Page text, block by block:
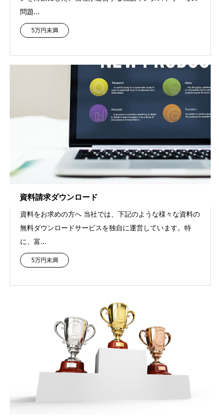
問題...
5万円未満
資料請求ダウンロード
資料をお求めの方へ 当社では、下記のような様々な資料の
無料ダウンロードサービスを独自に運営しています。特
に、富...
5万円未満